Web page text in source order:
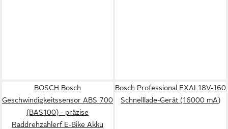
BOSCH Bosch
Geschwindigkeitssensor ABS 700
(BAS100) - präzise
Raddrehzahlerf E-Bike Akku
Bosch Professional EXAL18V-160
Schnelllade-Gerät (16000 mA)